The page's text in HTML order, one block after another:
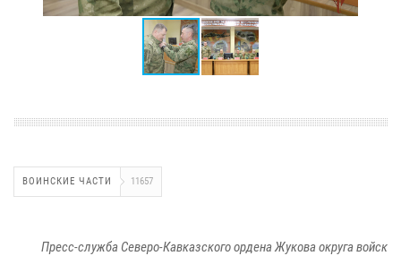
ВОИНСКИЕ ЧАСТИ 11657
Пресс-служба Северо-Кавказского ордена Жукова округа войск